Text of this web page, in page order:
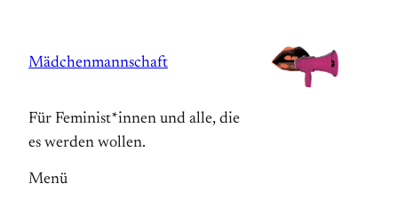
springen
Mädchenmannschaft
Für Feminist*innen und alle, die
es werden wollen.
Menü